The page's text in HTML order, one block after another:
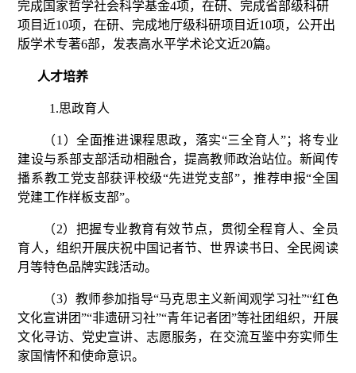
完成国家哲学社会科学基金4项，在研、完成省部级科研
项目近10项，在研、完成地厅级科研项目近10项，公开出
版学术专著6部，发表高水平学术论文近20篇。
人才培养
1.思政育人
（1 ）全面推进课程思政，落实“三全育人”；将专业
建设与系部支部活动相融合，提高教师政治站位。新闻传
播系教工党支部获评校级“先进党支部”，推荐申报“全国
党建工作样板支部”。
（2）把握专业教育有效节点，贯彻全程育人、全员
育人，组织开展庆祝中国记者节、世界读书日、全民阅读
月等特色品牌实践活动。
（3）教师参加指导“马克思主义新闻观学习社”“红色
文化宣讲团”“非遗研习社”“青年记者团”等社团组织，开展
文化寻访、党史宣讲、志愿服务，在交流互鉴中夯实师生
家国情怀和使命意识。